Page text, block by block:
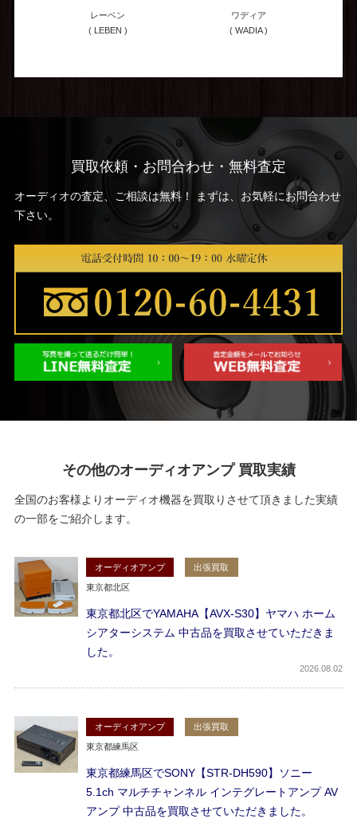
レーベン
( LEBEN )
ワディア
( WADIA )
買取依頼・お問合わせ・無料査定
オーディオの査定、ご相談は無料！ まずは、お気軽にお問合わせ
下さい。
その他のオーディオアンプ 買取実績
全国のお客様よりオーディオ機器を買取りさせて頂きました実績
の一部をご紹介します。
オーディオアンプ 出張買取
東京都北区
東京都北区でYAMAHA【AVX-S30】ヤマハ ホーム
シアターシステム 中古品を買取させていただきま
した。
2026 08.02
オーディオアンプ 出張買取
東京都練馬区
東京都練馬区でSONY【STR-DH590】ソニー
5.1ch マルチチャンネル インテグレートアンプ AV
アンプ 中古品を買取させていただきました。